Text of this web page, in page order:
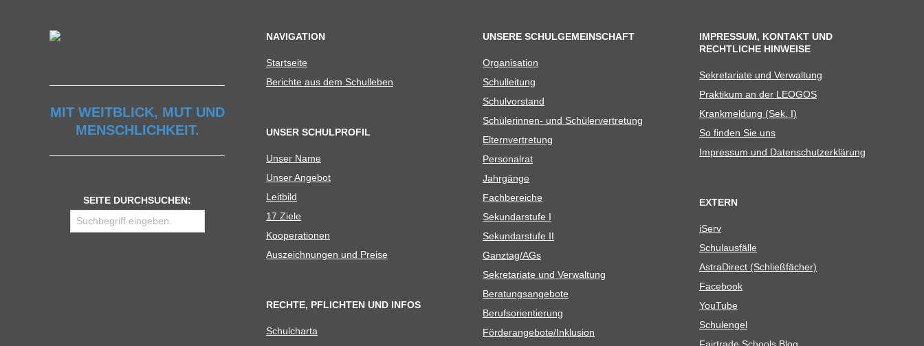
MIT WEITBLICK, MUT UND
MENSCHLICHKEIT.
SEITE DURCHSUCHEN:
NAVIGATION
Start­seite
Berichte aus dem Schulleben
UNSER SCHULPROFIL
Unser Name
Unser Ange­bot
Leit­bild
17 Ziele
Koope­ra­tio­nen
Aus­zeich­nun­gen und Preise
RECHTE, PFLICHTEN UND INFOS
Schul­charta
UNSERE SCHULGEMEINSCHAFT
Orga­ni­sa­tion
Schul­lei­tung
Schul­vor­stand
Schü­le­rin­nen- und Schülervertretung
Eltern­ver­tre­tung
Per­so­nal­rat
Jahr­gänge
Fach­be­rei­che
Sekun­dar­stufe I
Sekun­dar­stufe II
Ganztag/​​AGs
Sekre­ta­riate und Verwaltung
Bera­tungs­an­ge­bote
Berufs­ori­en­tie­rung
Förderangebote/​​Inklusion
IMPRESSUM, KONTAKT UND
RECHTLICHE HINWEISE
Sekre­ta­riate und Verwaltung
Prak­ti­kum an der LEOGOS
Krank­mel­dung (Sek. I)
So fin­den Sie uns
Impres­sum und Datenschutzerklärung
EXTERN
iServ
Schul­aus­fälle
Astra­Di­rect (Schließ­fä­cher)
Face­book
You­Tube
Schul­en­gel
Fair­trade Schools Blog